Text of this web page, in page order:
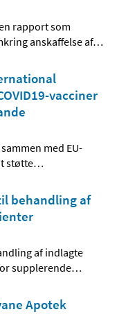
rapport som
anskaffelse af…
vacciner
med EU-
støtte…
behandling af
af indlagte
supplerende…
Apotek